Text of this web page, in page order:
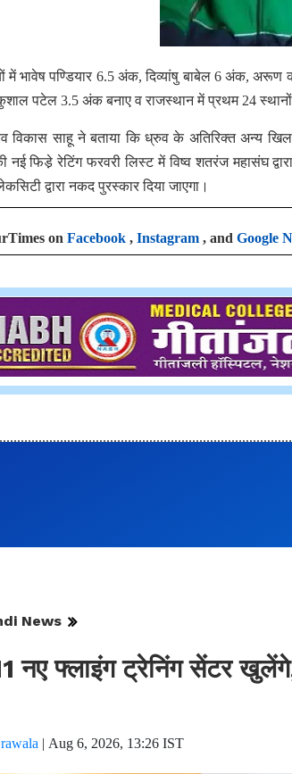
में भावेष पण्डियार 6.5 अंक, दिव्यांषु बाबेल 6 अंक,
पटेल 3.5 अंक बनाए व राजस्थान में प्रथम 24 स्थानों
विकास साहू ने बताया कि ध्रुव के अतिरिक्त अन्य
फिडे़ रेटिंग फरवरी लिस्ट में विष्व शतरंज महासंघ
द्वारा नकद पुरस्कार दिया जाएगा।
on Facebook , Instagram , and Google
News
नए फ्लाइंग ट्रेनिंग सेंटर
| Aug 6, 2026, 13:26 IST